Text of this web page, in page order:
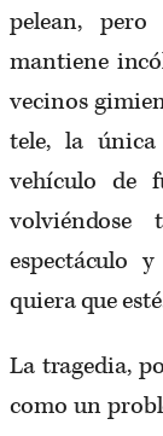
pelean,
mantiene
vecinos
tele, la
vehículo de
volviéndose
espectáculo
quiera que
La tragedia,
como un